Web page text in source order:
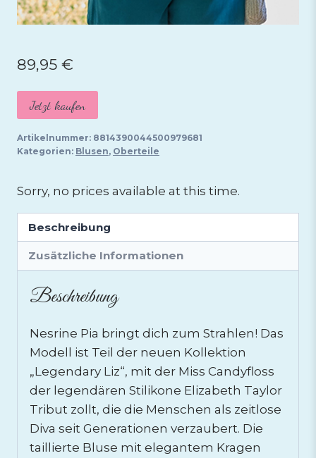
89,95 €
Jetzt kaufen
Artikelnummer: 8814390044500979681
Kategorien: Blusen, Oberteile
Sorry, no prices available at this time.
Beschreibung
Zusätzliche Informationen
Beschreibung
Nesrine Pia bringt dich zum Strahlen! Das
Modell ist Teil der neuen Kollektion
„Legendary Liz“, mit der Miss Candyfloss
der legendären Stilikone Elizabeth Taylor
Tribut zollt, die die Menschen als zeitlose
Diva seit Generationen verzaubert. Die
taillierte Bluse mit elegantem Kragen